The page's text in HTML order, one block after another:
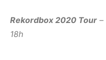
Rekordbox 2020 Tour –
18h